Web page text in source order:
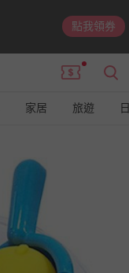
點我領券
家居 旅遊